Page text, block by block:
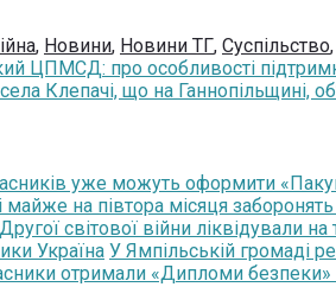
, Новини, Новини ТГ, Суспільство,
ЦПМСД: про особливості
Клепачі, що на Ганнопільщині,
уже можуть оформити
майже на півтора місяця
світової війни ліквідували
У Ямпільській громаді
отримали «Дипломи безпеки»